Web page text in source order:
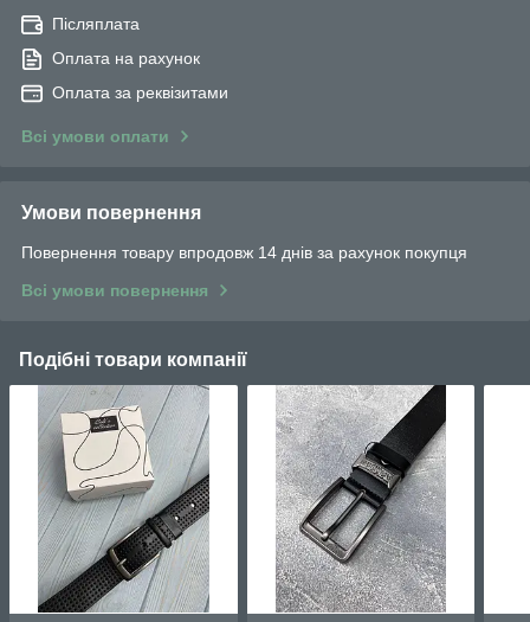
Післяплата
Оплата на рахунок
Оплата за реквізитами
Всі умови оплати
Умови повернення
Повернення товару впродовж 14 днів за рахунок покупця
Всі умови повернення
Подібні товари компанії